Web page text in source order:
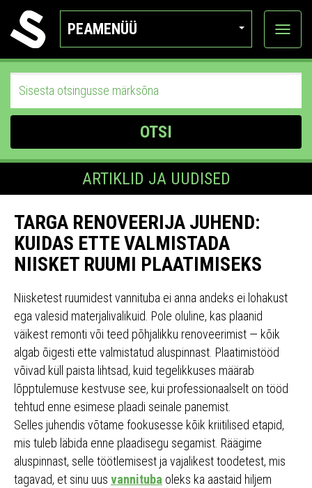
PEAMENÜÜ
Ava
OTSI
ARTIKLID JA UUDISED
TARGA RENOVEERIJA JUHEND:
KUIDAS ETTE VALMISTADA
NIISKET RUUMI PLAATIMISEKS
Niisketest ruumidest vannituba ei anna andeks ei lohakust
ega valesid materjalivalikuid. Pole oluline, kas plaanid
väikest remonti või teed põhjalikku renoveerimist — kõik
algab õigesti ette valmistatud aluspinnast. Plaatimistööd
võivad küll paista lihtsad, kuid tegelikkuses määrab
lõpptulemuse kestvuse see, kui professionaalselt on tööd
tehtud enne esimese plaadi seinale panemist.
Selles juhendis võtame fookusesse kõik kriitilised etapid,
mis tuleb läbida enne plaadisegu segamist. Räägime
aluspinnast, selle töötlemisest ja vajalikest toodetest, mis
tagavad, et sinu uus vannituba oleks ka aastaid hiljem